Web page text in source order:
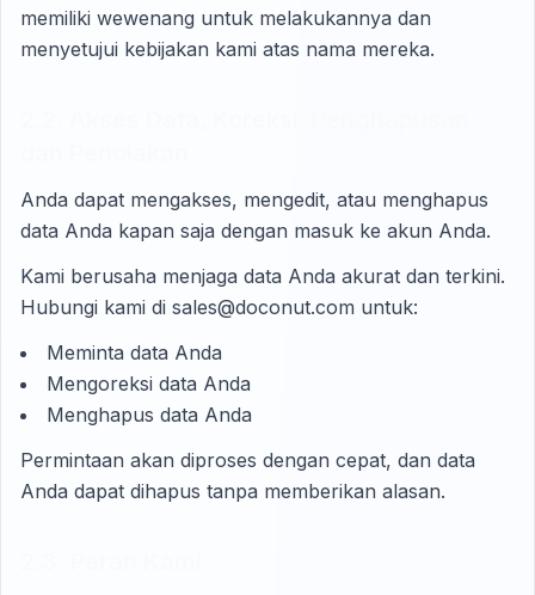
memiliki wewenang untuk melakukannya dan
menyetujui kebijakan kami atas nama mereka.
Anda dapat mengakses, mengedit, atau menghapus
data Anda kapan saja dengan masuk ke akun Anda.
Kami berusaha menjaga data Anda akurat dan terkini.
Hubungi kami di sales@doconut.com untuk:
Meminta data Anda
Mengoreksi data Anda
Menghapus data Anda
Permintaan akan diproses dengan cepat, dan data
Anda dapat dihapus tanpa memberikan alasan.